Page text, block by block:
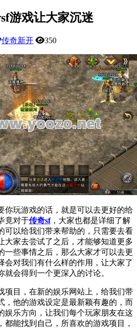
游戏让大家沉迷
传奇新开 350
你玩游戏的话，就是可以去更好的给
竟对于传奇sf，大家也都是详细了解
可以给我们带来帮助的，只需要去看
大家去尝试了之后，才能够知道更多
一些事情之后，那么大家才可以去更
会对我们有什么样的作用，让大家了
会得到一个更深入的讨论。
项目，在新的娱乐网站 上，给我们带
，他的游戏设定是最新颖有趣的，而
娱乐方向，让我们每个玩家朋友在这
都能找到自己，所喜欢的游戏项目，